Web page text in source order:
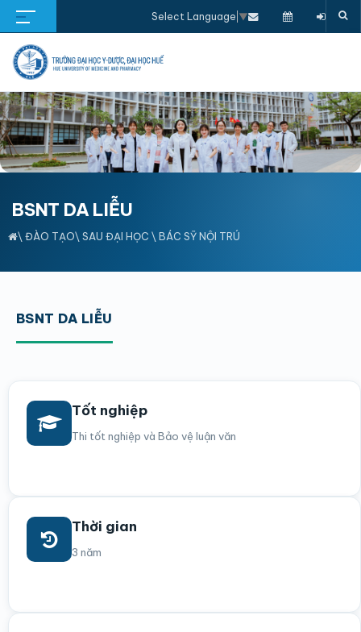
Select Language ▼
BSNT DA LIỄU
\ ĐÀO TẠO\ SAU ĐẠI HỌC \ BÁC SỸ NỘI TRÚ
BSNT DA LIỄU
Tốt nghiệp
Thi tốt nghiệp và Bảo vệ luận văn
Thời gian
3 năm